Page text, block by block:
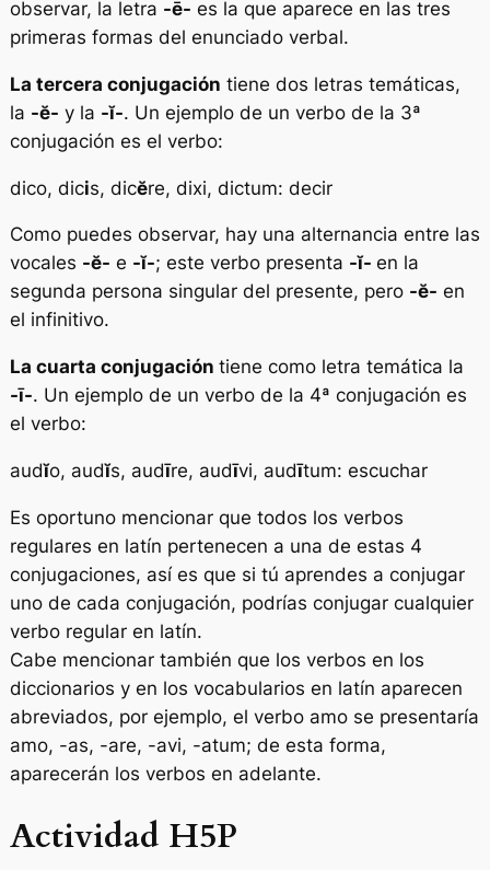
observar, la letra -ē- es la que aparece en las tres
primeras formas del enunciado verbal.
La tercera conjugación tiene dos letras temáticas,
la -ĕ- y la -ĭ-. Un ejemplo de un verbo de la 3ª
conjugación es el verbo:
dico, dicis, dicĕre, dixi, dictum: decir
Como puedes observar, hay una alternancia entre las
vocales -ĕ- e -ĭ-; este verbo presenta -ĭ- en la
segunda persona singular del presente, pero -ĕ- en
el infinitivo.
La cuarta conjugación tiene como letra temática la
-ī-. Un ejemplo de un verbo de la 4ª conjugación es
el verbo:
audĭo, audĭs, audīre, audīvi, audītum: escuchar
Es oportuno mencionar que todos los verbos
regulares en latín pertenecen a una de estas 4
conjugaciones, así es que si tú aprendes a conjugar
uno de cada conjugación, podrías conjugar cualquier
verbo regular en latín.
Cabe mencionar también que los verbos en los
diccionarios y en los vocabularios en latín aparecen
abreviados, por ejemplo, el verbo amose presentaría
amo, -as, -are, -avi, -atum; de esta forma,
aparecerán los verbos en adelante.
Actividad H5P